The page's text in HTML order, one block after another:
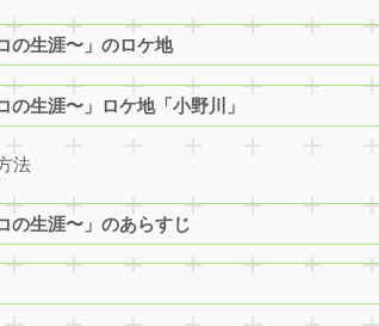
の生涯〜」のロケ地
生涯〜」ロケ地「小野川」
法
の生涯〜」のあらすじ